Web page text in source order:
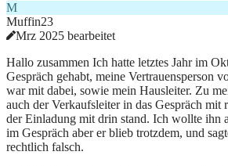
M
Muffin23
Mrz 2025 bearbeitet
Hallo zusammen Ich hatte letztes Jahr im
Gespräch gehabt, meine Vertrauensperson
war mit dabei, sowie mein Hausleiter. Zu
auch der Verkaufsleiter in das Gespräch
der Einladung mit drin stand. Ich wollte ihn
im Gespräch aber er blieb trotzdem, und
rechtlich falsch.